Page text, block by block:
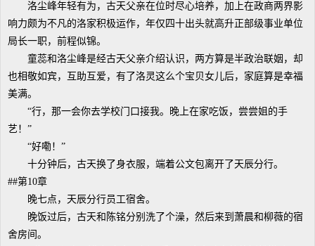
洛尘峰年轻有为，古天父亲在位时尽心培养，加上在政商两界影
响力颇为不凡的洛家积极运作，年仅四十出头就高升正部级事业单位
局长一职，前程似锦。
童蕊和洛尘峰是经古天父亲介绍认识，两方算是半政治联姻，却
也相敬如宾，互助互爱，有了洛灵这么个宝贝女儿后，家庭算是幸福
美满。
“行，那一会你去学校门口接我。晚上在家吃饭，尝尝姐的手
艺！”
“好嘞！”
十分钟后，古天换了身衣服，端着公文包离开了天辰分行。
##第10章
晚七点，天辰分行员工宿舍。
晚饭过后，古天和陈铭分别洗了个澡，然后来到萧晨和柳薇的宿
舍房间。